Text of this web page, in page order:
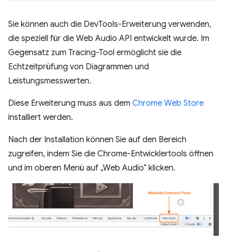
Sie können auch die DevTools-Erweiterung verwenden,
die speziell für die Web Audio API entwickelt wurde. Im
Gegensatz zum Tracing-Tool ermöglicht sie die
Echtzeitprüfung von Diagrammen und
Leistungsmesswerten.
Diese Erweiterung muss aus dem Chrome Web Store
installiert werden.
Nach der Installation können Sie auf den Bereich
zugreifen, indem Sie die Chrome-Entwicklertools öffnen
und im oberen Menü auf „Web Audio“ klicken.